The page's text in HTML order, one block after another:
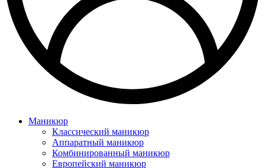
Маникюр
Классический маникюр
Аппаратный маникюр
Комбинированный маникюр
Европейский маникюр